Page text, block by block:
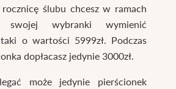
ślubu chcesz w ramach
swojej wybranki wymienić
o wartości 5999zł. Podczas
dopłacasz jedynie 3000zł.
może jedynie pierścionek